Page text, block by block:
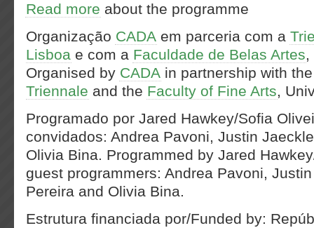
Read more about the programme
Organização CADA em parceria com a
Lisboa e com a Faculdade de Belas Artes,
Organised by CADA in partnership with
Triennale and the Faculty of Fine Arts,
Programado por Jared Hawkey/Sofia
convidados: Andrea Pavoni, Justin
Olivia Bina. Programmed by Jared
guest programmers: Andrea Pavoni,
Pereira and Olivia Bina.
Estrutura financiada por/Funded by: